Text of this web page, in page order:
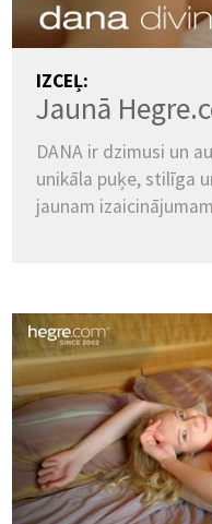
IZCEĻ:
Jaunā
DANA ir dzimusi un
unikāla puķe, stilīga
jaunam